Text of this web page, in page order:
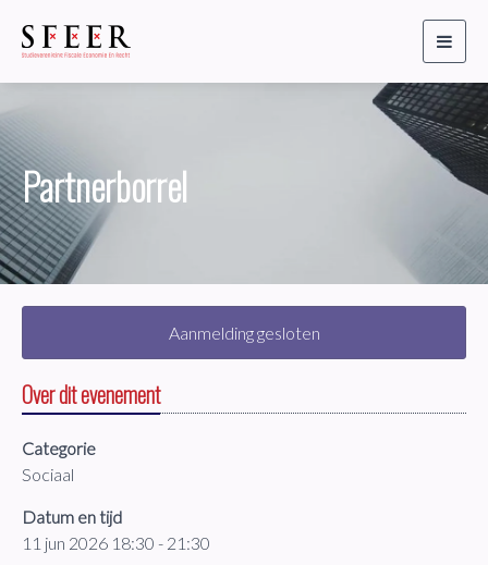
Toggle
Partnerborrel
Aanmelding gesloten
Over dit evenement
Categorie
Sociaal
Datum en tijd
11 jun 2026 18:30 - 21:30